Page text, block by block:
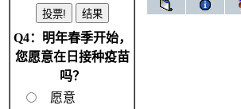
Q4：明年春季开始，
您愿意在日接种疫苗
吗？
愿意